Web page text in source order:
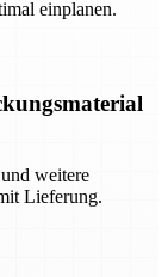
einplanen.
weitere
Lieferung.